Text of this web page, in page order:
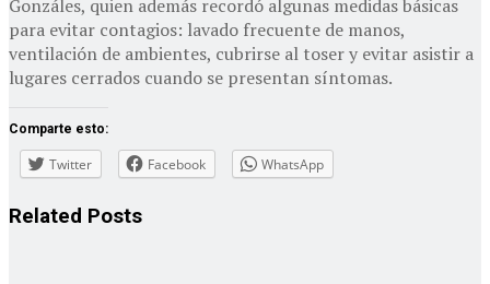
Gonzáles, quien además recordó algunas medidas básicas
para evitar contagios: lavado frecuente de manos,
ventilación de ambientes, cubrirse al toser y evitar asistir a
lugares cerrados cuando se presentan síntomas.
Comparte esto:
Twitter Facebook WhatsApp
Related Posts